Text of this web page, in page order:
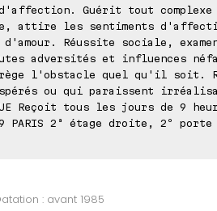
Guérit tout complexe
attire les sentiments
Réussite sociale,
adversités et influences
l'obstacle quel qu'il soit.
ou qui paraissent
Reçoit tous les jours de 9
PARIS 2ª étage droite, 2º porte
: avant 1985